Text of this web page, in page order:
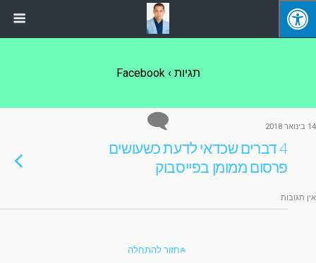
תגיות › Facebook
14 בינואר 2018
4 דברים שכדאי לדעת כשעושים
פרסום ממומן בפייסבוק
אין תגובות
חזור להתחלה